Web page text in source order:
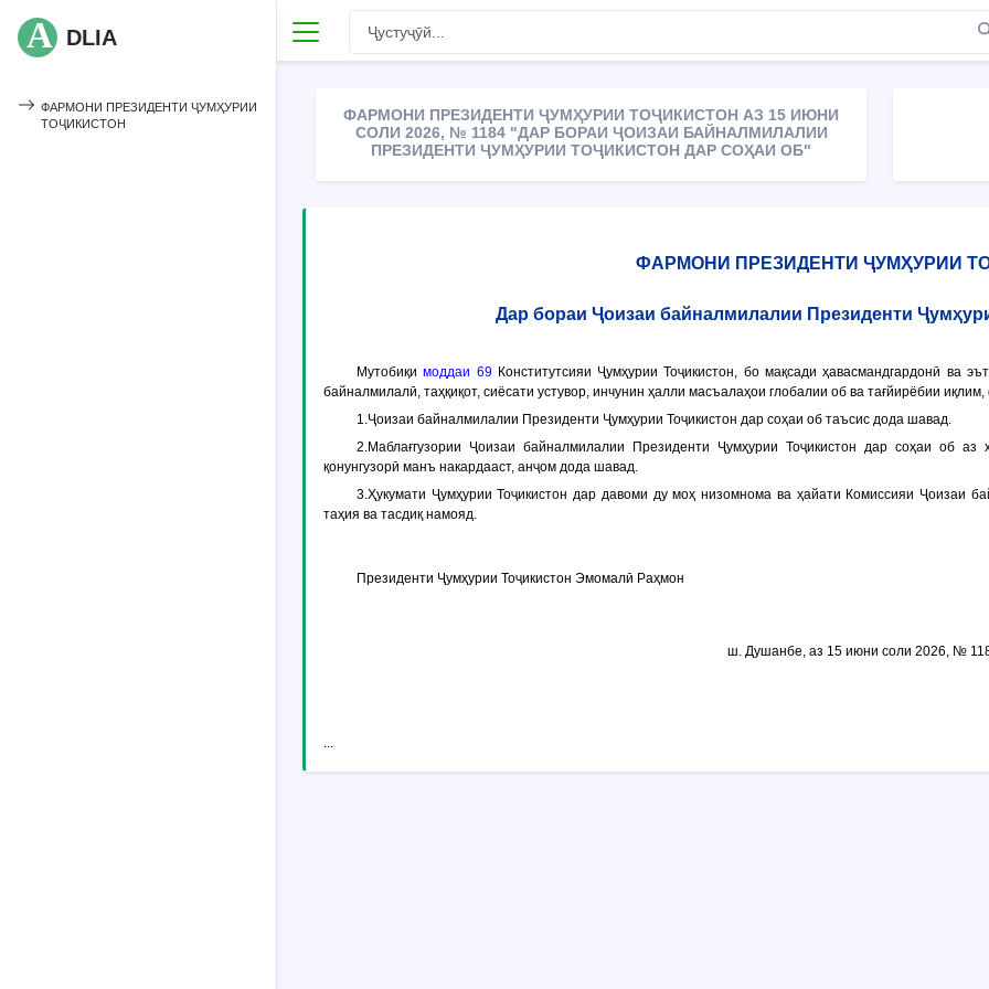
DLIA
ФАРМОНИ ПРЕЗИДЕНТИ ҶУМҲУРИИ
ТОҶИКИСТОН
ФАРМОНИ ПРЕЗИДЕНТИ ҶУМҲУРИИ ТОҶИКИСТОН АЗ 15 ИЮНИ
СОЛИ 2026, № 1184 "ДАР БОРАИ ҶОИЗАИ БАЙНАЛМИЛАЛИИ
ПРЕЗИДЕНТИ ҶУМҲУРИИ ТОҶИКИСТОН ДАР СОҲАИ ОБ"
ФАРМОНИ ПРЕЗИДЕНТИ ҶУМҲУРИИ
Дар бораи Ҷоизаи байналмилалии Президенти
Мутобиқимоддаи 69Конститутсияи Ҷумҳурии Тоҷикистон, бо мақсади ҳавасмандгардонӣ ва
байналмилалӣ, таҳқиқот, сиёсати устувор, инчунин ҳалли масъалаҳои глобалии об ва тағйирёбии
1.Ҷоизаи байналмилалии Президенти Ҷумҳурии Тоҷикистон дар соҳаи об таъсис дода шавад.
2.Маблағгузории Ҷоизаи байналмилалии Президенти Ҷумҳурии Тоҷикистон дар соҳаи об
қонунгузорӣ манъ накардааст, анҷом дода шавад.
3.Ҳукумати Ҷумҳурии Тоҷикистон дар давоми ду моҳ низомнома ва ҳайати Комиссияи Ҷоизаи
таҳия ва тасдиқ намояд.
Президенти Ҷумҳурии Тоҷикистон Эмомалӣ Раҳмон
ш. Душанбе, аз 15 июни соли 2026, №
...